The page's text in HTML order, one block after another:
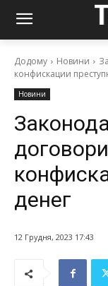
Додому Новини
конфискации
Новини
денег
12 Грудня, 2023 17:43